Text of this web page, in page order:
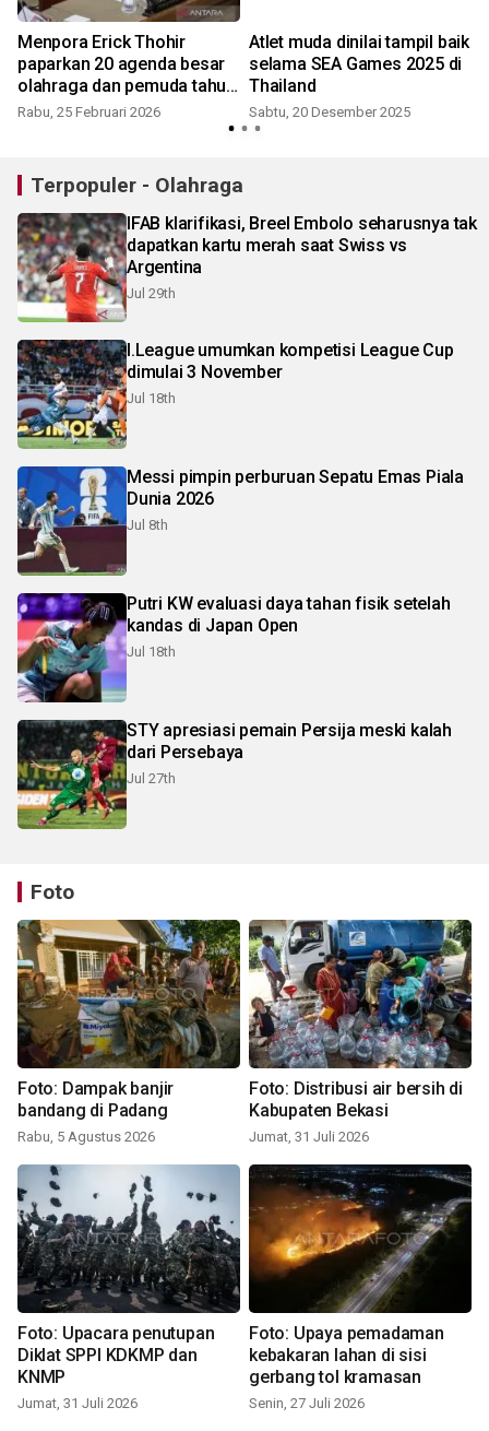
Menpora Erick Thohir
paparkan 20 agenda besar
olahraga dan pemuda tahun
2026
Rabu, 25 Februari 2026
Atlet muda dinilai tampil baik
selama SEA Games 2025 di
Thailand
Sabtu, 20 Desember 2025
Terpopuler - Olahraga
IFAB klarifikasi, Breel Embolo seharusnya tak
dapatkan kartu merah saat Swiss vs
Argentina
Jul 29th
I.League umumkan kompetisi League Cup
dimulai 3 November
Jul 18th
Messi pimpin perburuan Sepatu Emas Piala
Dunia 2026
Jul 8th
Putri KW evaluasi daya tahan fisik setelah
kandas di Japan Open
Jul 18th
STY apresiasi pemain Persija meski kalah
dari Persebaya
Jul 27th
Foto
Foto: Dampak banjir
bandang di Padang
Rabu, 5 Agustus 2026
Foto: Distribusi air bersih di
Kabupaten Bekasi
Jumat, 31 Juli 2026
Foto: Upacara penutupan
Diklat SPPI KDKMP dan
KNMP
Jumat, 31 Juli 2026
Foto: Upaya pemadaman
kebakaran lahan di sisi
gerbang tol kramasan
Senin, 27 Juli 2026